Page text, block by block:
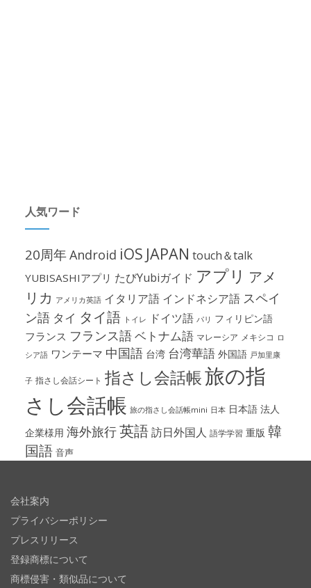
人気ワード
20周年Android iOS JAPAN touch＆talk
YUBISASHIアプリ たびYubiガイド アプリ アメ
リカ アメリカ英語 イタリア語 インドネシア語 スペイ
ン語 タイ タイ語 トイレ ドイツ語 パリ フィリピン語
フランス フランス語ベトナム語 マレーシア メキシコ ロ
シア語 ワンテーマ 中国語 台湾 台湾華語 外国語 戸加里康
子 指さし会話シート 指さし会話帳旅の指
さし会話帳 旅の指さし会話帳mini 日本 日本語 法人
企業様用 海外旅行英語訪日外国人 語学学習 重版 韓
国語 音声
会社案内
プライバシーポリシー
プレスリリース
登録商標について
商標侵害・類似品について